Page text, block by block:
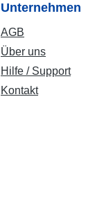
Unternehmen
AGB
Über uns
Hilfe / Support
Kontakt